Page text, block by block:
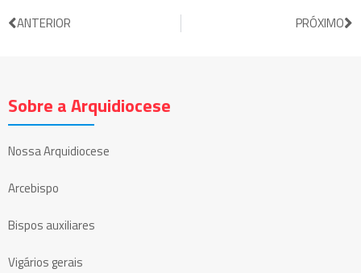
ANTERIOR PRÓXIMO
Sobre a Arquidiocese
Nossa Arquidiocese
Arcebispo
Bispos auxiliares
Vigários gerais